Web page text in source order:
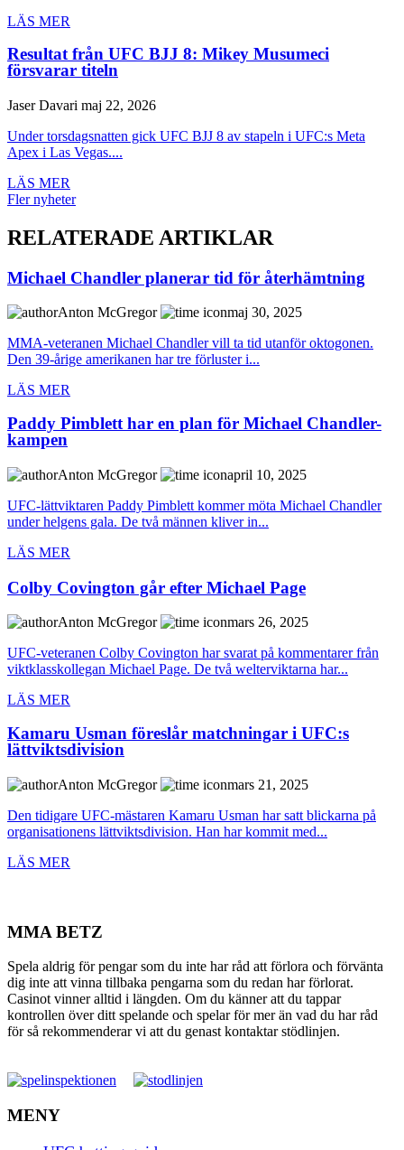
LÄS MER
Resultat från UFC BJJ 8: Mikey Musumeci
försvarar titeln
Jaser Davari maj 22, 2026
Under torsdagsnatten gick UFC BJJ 8 av stapeln i UFC:s Meta
Apex i Las Vegas....
LÄS MER
Fler nyheter
RELATERADE ARTIKLAR
Michael Chandler planerar tid för återhämtning
Anton McGregor
maj 30, 2025
MMA-veteranen Michael Chandler vill ta tid utanför oktogonen.
Den 39-årige amerikanen har tre förluster i...
LÄS MER
Paddy Pimblett har en plan för Michael Chandler-
kampen
Anton McGregor
april 10, 2025
UFC-lättviktaren Paddy Pimblett kommer möta Michael Chandler
under helgens gala. De två männen kliver in...
LÄS MER
Colby Covington går efter Michael Page
Anton McGregor
mars 26, 2025
UFC-veteranen Colby Covington har svarat på kommentarer från
viktklasskollegan Michael Page. De två welterviktarna har...
LÄS MER
Kamaru Usman föreslår matchningar i UFC:s
lättviktsdivision
Anton McGregor
mars 21, 2025
Den tidigare UFC-mästaren Kamaru Usman har satt blickarna på
organisationens lättviktsdivision. Han har kommit med...
LÄS MER
MMA BETZ
Spela aldrig för pengar som du inte har råd att förlora och förvänta
dig inte att vinna tillbaka pengarna som du redan har förlorat.
Casinot vinner alltid i längden. Om du känner att du tappar
kontrollen över ditt spelande och spelar för mer än vad du har råd
för så rekommenderar vi att du genast kontaktar stödlinjen.
MENY